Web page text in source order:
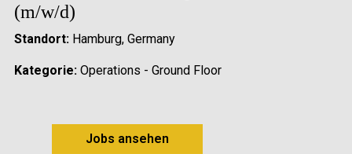
(m/w/d)
Standort:Hamburg, Germany
Kategorie:Operations - Ground Floor
Jobs ansehen